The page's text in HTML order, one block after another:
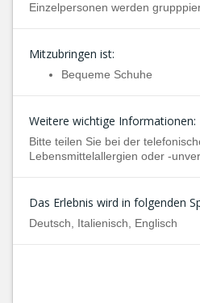
Einzelpersonen werden
Mitzubringen ist:
Bequeme Schuhe
Weitere wichtige Informationen:
Bitte teilen Sie bei der
Lebensmittelallergien oder -
Das Erlebnis wird in folgenden
Deutsch, Italienisch, Englisch